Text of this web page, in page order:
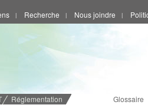
| Recherche | Nous joindre |
Réglementation Glossaire